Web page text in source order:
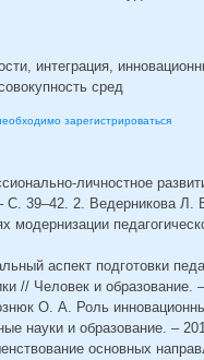
интеграция,
сред
зарегистрироваться
личностное
39–42. 2. Ведерникова Л.
модернизации
аспект подготовки
// Человек и
О. А. Роль
науки и образование. –
основных